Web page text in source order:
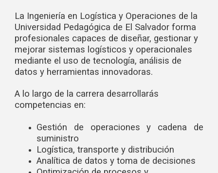
La Ingeniería en Logística y Operaciones de la
Universidad Pedagógica de El Salvador forma
profesionales capaces de diseñar, gestionar y
mejorar sistemas logísticos y operacionales
mediante el uso de tecnología, análisis de
datos y herramientas innovadoras.
A lo largo de la carrera desarrollarás
competencias en:
Gestión de operaciones y cadena de
suministro
Logística, transporte y distribución
Analítica de datos y toma de decisiones